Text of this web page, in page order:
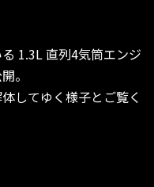
1.3L 直列4気筒エンジ
。
してゆく様子とご覧く